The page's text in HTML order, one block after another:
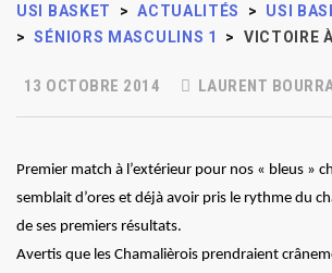
USI BASKET > ACTUALITÉS > USI
> SÉNIORS MASCULINS 1 > VICTOIRE
13 OCTOBRE 2014 LAURENT
Premier match à l’extérieur pour nos « bleus »
semblait d’ores et déjà avoir pris le rythme du
de ses premiers résultats.
Avertis que les Chamalièrois prendraient